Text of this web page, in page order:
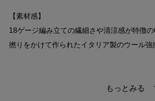
【素材感】
18ゲージ編み立ての繊細さや清涼感が特徴
撚りをかけて作られたイタリア製のウール強
※照明の関係により、実際よりも色味が違っ